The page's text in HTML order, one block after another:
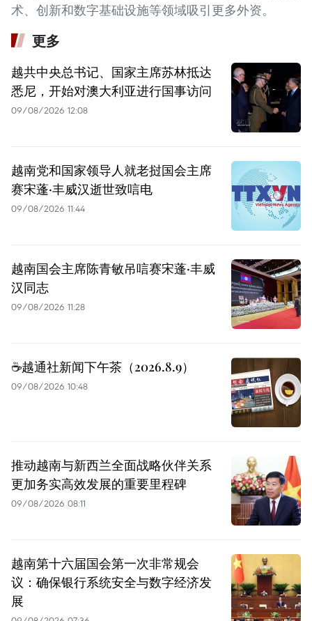
术、创新和数字基础设施等领域吸引更多外资。
更多
越共中央总书记、国家主席苏林抵达
悉尼，开始对澳大利亚进行国事访问
09/08/2026 12:08
越南党和国家领导人就老挝国会主席
赛宋蓬·丰威汉逝世致唁电
09/08/2026 11:44
越南国会主席陈青敏吊唁赛宋蓬·丰威
汉同志
09/08/2026 11:28
☕️越通社新闻下午茶（2026.8.9）
09/08/2026 10:48
推动越南与新西兰全面战略伙伴关系
更加务实高效发展的重要里程碑
09/08/2026 08:11
越南第十六届国会第一次非常规会
议：确保银行系统安全与数字经济发
展